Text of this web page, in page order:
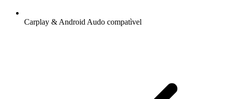
Carplay & Android Audo compatìvel